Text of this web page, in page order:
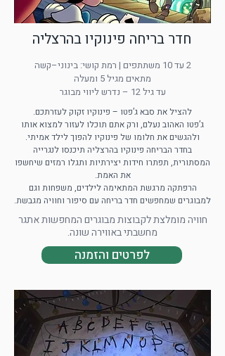
חדר בריחה פינוקיו בהרצליה
2 עד 10 משתתפים | רמת קושי: בינוני–קשה
מתאים מגיל 5 ומעלה
עד גיל 12 – נדרש ליווי מבוגר
להציל את סבא ג’פטו – פינוקיו זקוק לעזרתכם.
ג’פטו האהוב נעלם, ורק אתם תוכלו לעזור למצוא אותו
ולהגשים את חלומו של פינוקיו להפוך לילד אמיתי.
בחדר הבריחה פינוקיו בהרצליה תיכנסו לנגרייה
המסתורית, תפתרו חידות יצירתיות ותגלו רמזים שיחשפו
את האמת.
הרפתקה מרגשת המתאימה לילדים, משפחות וגם
למבוגרים שמחפשים חדר בריחה עם סיפור וחוויה מגבשת.
חוויה מומלצת לקבוצות מבוגרים המחפשות אתגר
מחשבתי באווירה שונה.
לפרטים והזמנה